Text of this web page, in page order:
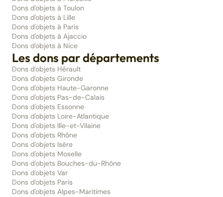
Dons d'objets à Toulon
Dons d'objets à Lille
Dons d'objets à Paris
Dons d'objets à Ajaccio
Dons d'objets à Nice
Les dons par départements
Dons d'objets Hérault
Dons d'objets Gironde
Dons d'objets Haute-Garonne
Dons d'objets Pas-de-Calais
Dons d'objets Essonne
Dons d'objets Loire-Atlantique
Dons d'objets Ille-et-Vilaine
Dons d'objets Rhône
Dons d'objets Isère
Dons d'objets Moselle
Dons d'objets Bouches-du-Rhône
Dons d'objets Var
Dons d'objets Paris
Dons d'objets Alpes-Maritimes